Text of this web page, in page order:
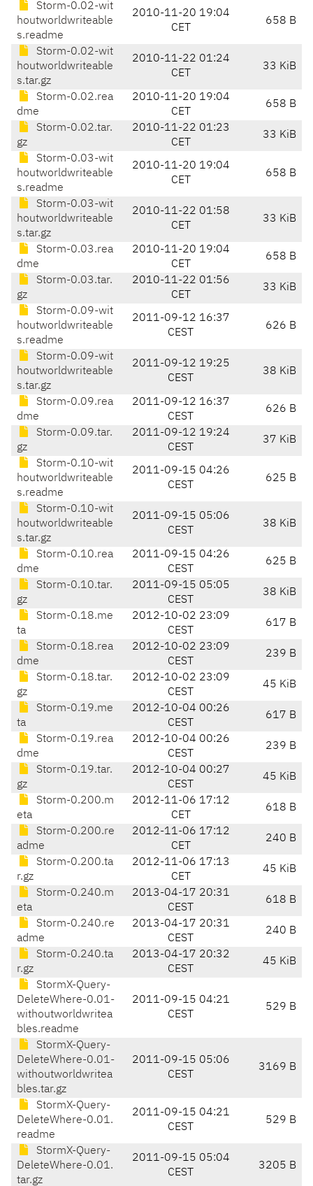
Storm-0.02-wit
houtworldwriteable
s.readme
2010-11-20 19:04
CET
658 B
Storm-0.02-wit
houtworldwriteable
s.tar.gz
2010-11-22 01:24
CET
33 KiB
Storm-0.02.rea
dme
2010-11-20 19:04
CET
658 B
Storm-0.02.tar.
gz
2010-11-22 01:23
CET
33 KiB
Storm-0.03-wit
houtworldwriteable
s.readme
2010-11-20 19:04
CET
658 B
Storm-0.03-wit
houtworldwriteable
s.tar.gz
2010-11-22 01:58
CET
33 KiB
Storm-0.03.rea
dme
2010-11-20 19:04
CET
658 B
Storm-0.03.tar.
gz
2010-11-22 01:56
CET
33 KiB
Storm-0.09-wit
houtworldwriteable
s.readme
2011-09-12 16:37
CEST
626 B
Storm-0.09-wit
houtworldwriteable
s.tar.gz
2011-09-12 19:25
CEST
38 KiB
Storm-0.09.rea
dme
2011-09-12 16:37
CEST
626 B
Storm-0.09.tar.
gz
2011-09-12 19:24
CEST
37 KiB
Storm-0.10-wit
houtworldwriteable
s.readme
2011-09-15 04:26
CEST
625 B
Storm-0.10-wit
houtworldwriteable
s.tar.gz
2011-09-15 05:06
CEST
38 KiB
Storm-0.10.rea
dme
2011-09-15 04:26
CEST
625 B
Storm-0.10.tar.
gz
2011-09-15 05:05
CEST
38 KiB
Storm-0.18.me
ta
2012-10-02 23:09
CEST
617 B
Storm-0.18.rea
dme
2012-10-02 23:09
CEST
239 B
Storm-0.18.tar.
gz
2012-10-02 23:09
CEST
45 KiB
Storm-0.19.me
ta
2012-10-04 00:26
CEST
617 B
Storm-0.19.rea
dme
2012-10-04 00:26
CEST
239 B
Storm-0.19.tar.
gz
2012-10-04 00:27
CEST
45 KiB
Storm-0.200.m
eta
2012-11-06 17:12
CET
618 B
Storm-0.200.re
adme
2012-11-06 17:12
CET
240 B
Storm-0.200.ta
r.gz
2012-11-06 17:13
CET
45 KiB
Storm-0.240.m
eta
2013-04-17 20:31
CEST
618 B
Storm-0.240.re
adme
2013-04-17 20:31
CEST
240 B
Storm-0.240.ta
r.gz
2013-04-17 20:32
CEST
45 KiB
StormX-Query-
DeleteWhere-0.01-
withoutworldwritea
bles.readme
2011-09-15 04:21
CEST
529 B
StormX-Query-
DeleteWhere-0.01-
withoutworldwritea
bles.tar.gz
2011-09-15 05:06
CEST
3169 B
StormX-Query-
DeleteWhere-0.01.
readme
2011-09-15 04:21
CEST
529 B
StormX-Query-
DeleteWhere-0.01.
tar.gz
2011-09-15 05:04
CEST
3205 B